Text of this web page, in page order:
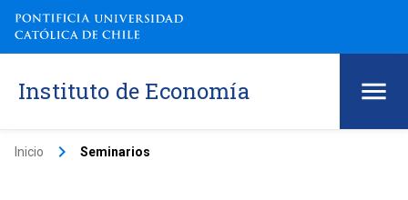
Instituto de Economía
Inicio keyboard_arrow_right Seminarios